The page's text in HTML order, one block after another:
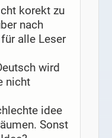
korekt zu
nach
alle Leser
wird
nicht
idee
Sonst